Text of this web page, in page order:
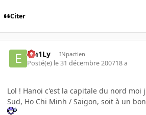
Citer
Em1Ly INpactien
Posté(e) le 31 décembre 200718 a
Lol ! Hanoi c'est la capitale du nord moi
Sud, Ho Chi Minh / Saigon, soit à un